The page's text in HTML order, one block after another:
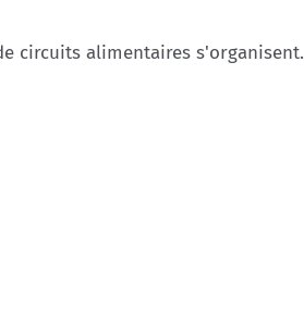
circuits alimentaires s'organisent.